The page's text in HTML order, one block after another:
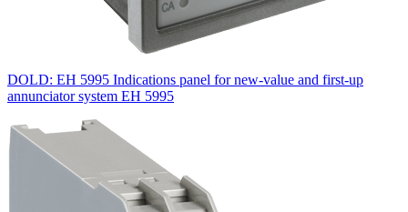
DOLD: EH 5995 Indications panel for new-value and first-up
annunciator system EH 5995